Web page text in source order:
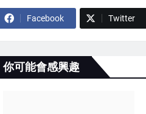
Facebook Twitter
你可能會感興趣